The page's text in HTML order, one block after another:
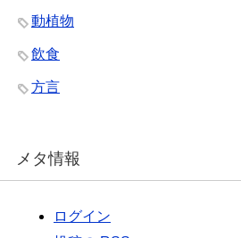
動植物
飲食
方言
メタ情報
ログイン